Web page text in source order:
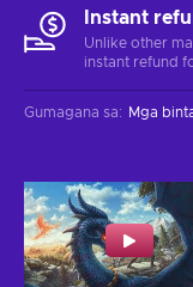
Instant
Unlike other
instant refund
Gumagana sa: Mga